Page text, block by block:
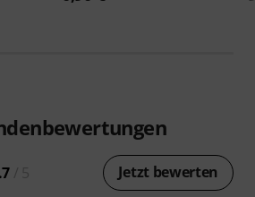
Jetzt bewerten